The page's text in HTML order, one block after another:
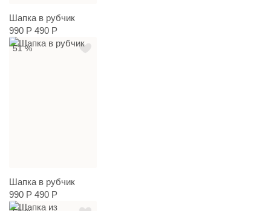
Шапка в рубчик
990 Р 490 Р
51 %
Шапка в рубчик
990 Р 490 Р